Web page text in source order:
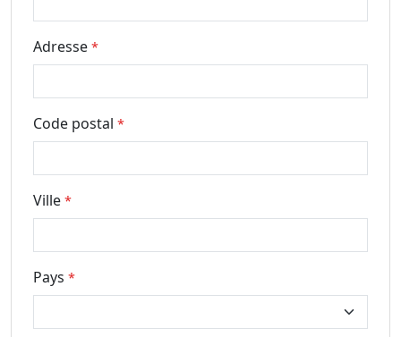
Adresse *
Code postal *
Ville *
Pays *